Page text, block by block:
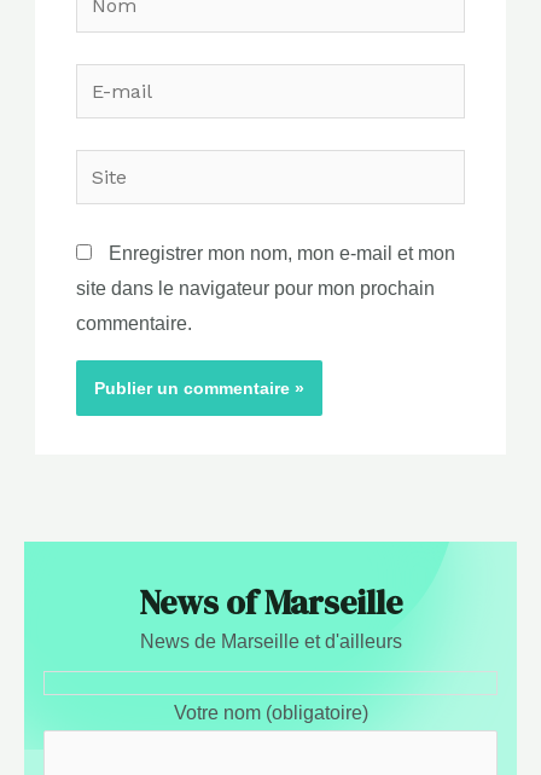
mail
Site
Enregistrer mon nom, mon e-mail et mon
site dans le navigateur pour mon prochain
commentaire.
News of Marseille
News de Marseille et d'ailleurs
Votre nom (obligatoire)